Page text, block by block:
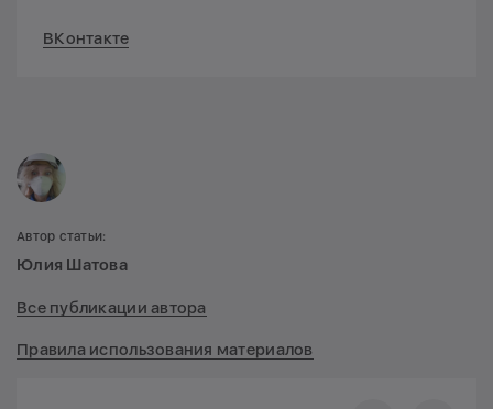
ВКонтакте
Автор статьи:
Юлия Шатова
Все публикации автора
Правила использования материалов